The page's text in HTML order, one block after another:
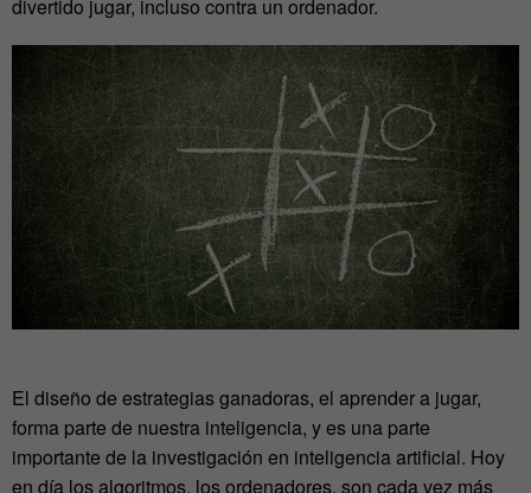
divertido jugar, incluso contra un ordenador.
El diseño de estrategias ganadoras, el aprender a jugar,
forma parte de nuestra inteligencia, y es una parte
importante de la investigación en inteligencia artificial. Hoy
en día los algoritmos, los ordenadores, son cada vez más